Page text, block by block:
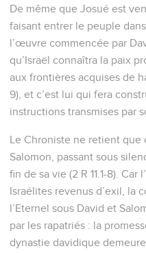
De même que Josué est
faisant entrer le peuple
l’œuvre commencée par
qu’Israël connaîtra la paix
aux frontières acquises de
9), et c’est lui qui fera
instructions transmises par
Le Chroniste ne retient que
Salomon, passant sous
fin de sa vie (2 R 11.1-8).
Israélites revenus d’exil, la
l’Eternel sous David et
par les rapatriés : la
dynastie davidique